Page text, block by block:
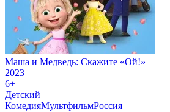
Маша и Медведь: Скажите «Ой!»
2023
6+
Детский
КомедияМультфильмРоссия